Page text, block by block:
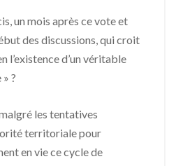
un mois après ce vote et
des discussions, qui croit
l’existence d’un véritable
?
les tentatives
territoriale pour
en vie ce cycle de